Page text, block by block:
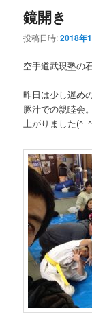
鏡開き
投稿日時:2018年
空手道武現塾の
昨日は少し遅め
豚汁での親睦会
上がりました